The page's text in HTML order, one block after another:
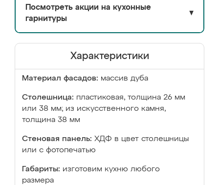
Посмотреть акции на кухонные
гарнитуры
▼
Характеристики
Материал фасадов: массив дуба
Столешница: пластиковая, толщина 26 мм
или 38 мм; из искусственного камня,
толщина 38 мм
Стеновая панель: ХДФ в цвет столешницы
или с фотопечатью
Габариты: изготовим кухню любого
размера